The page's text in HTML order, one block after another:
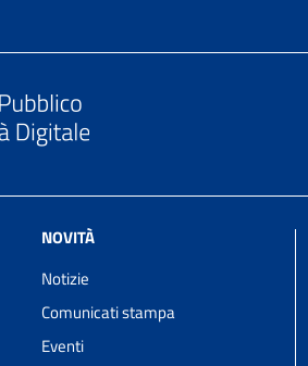
NOVITÀ
Notizie
Comunicati stampa
Eventi